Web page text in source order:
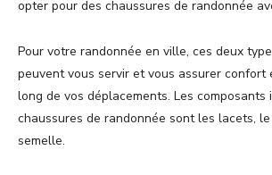
opter pour des chaussures de randonnée
Pour votre randonnée en ville, ces deux
peuvent vous servir et vous assurer
long de vos déplacements. Les composants
chaussures de randonnée sont les lacets,
semelle.